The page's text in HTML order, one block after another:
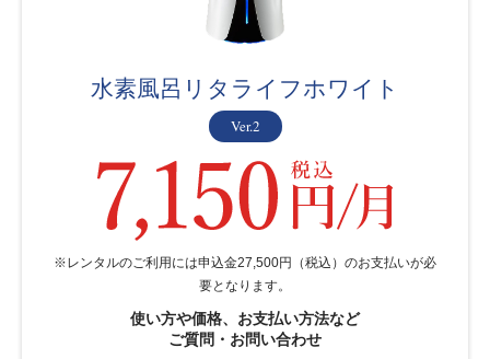
水素風呂リタライフホワイト
Ver.2
※レンタルのご利用には申込金27,500円（税込）のお支払いが必
要となります。
使い方や価格、お支払い方法など
ご質問・お問い合わせ